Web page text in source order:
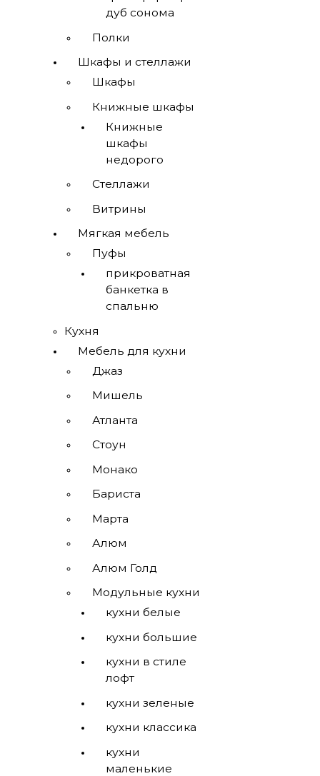
дуб сонома
Полки
Шкафы и стеллажи
Шкафы
Книжные шкафы
Книжные
шкафы
недорого
Стеллажи
Витрины
Мягкая мебель
Пуфы
прикроватная
банкетка в
спальню
Кухня
Мебель для кухни
Джаз
Мишель
Атланта
Стоун
Монако
Бариста
Марта
Алюм
Алюм Голд
Модульные кухни
кухни белые
кухни большие
кухни в стиле
лофт
кухни зеленые
кухни классика
кухни
маленькие